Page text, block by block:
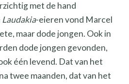
met de hand
Laudakia-eieren vond Marcel
maar dode jongen. Ook in
dode jongen gevonden,
één levend. Dat van het
twee maanden, dat van het